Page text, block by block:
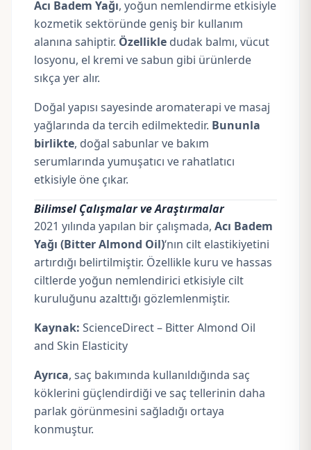
Acı Badem Yağı, yoğun nemlendirme etkisiyle
kozmetik sektöründe geniş bir kullanım
alanına sahiptir. Özellikle dudak balmı, vücut
losyonu, el kremi ve sabun gibi ürünlerde
sıkça yer alır.
Doğal yapısı sayesinde aromaterapi ve masaj
yağlarında da tercih edilmektedir. Bununla
birlikte, doğal sabunlar ve bakım
serumlarında yumuşatıcı ve rahatlatıcı
etkisiyle öne çıkar.
Bilimsel Çalışmalar ve Araştırmalar
2021 yılında yapılan bir çalışmada, Acı Badem
Yağı (Bitter Almond Oil)‘nın cilt elastikiyetini
artırdığı belirtilmiştir. Özellikle kuru ve hassas
ciltlerde yoğun nemlendirici etkisiyle cilt
kuruluğunu azalttığı gözlemlenmiştir.
Kaynak: ScienceDirect – Bitter Almond Oil
and Skin Elasticity
Ayrıca, saç bakımında kullanıldığında saç
köklerini güçlendirdiği ve saç tellerinin daha
parlak görünmesini sağladığı ortaya
konmuştur.